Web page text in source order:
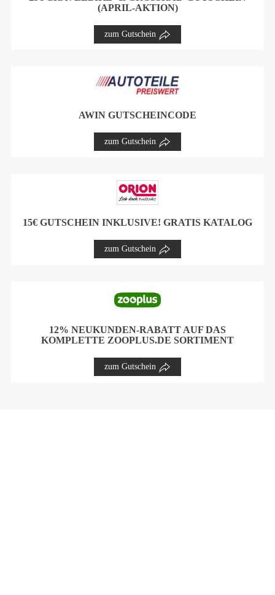
(APRIL-AKTION)
zum Gutschein
AWIN GUTSCHEINCODE
zum Gutschein
15€ GUTSCHEIN INKLUSIVE! GRATIS KATALOG
zum Gutschein
12% NEUKUNDEN-RABATT AUF DAS
KOMPLETTE ZOOPLUS.DE SORTIMENT
zum Gutschein